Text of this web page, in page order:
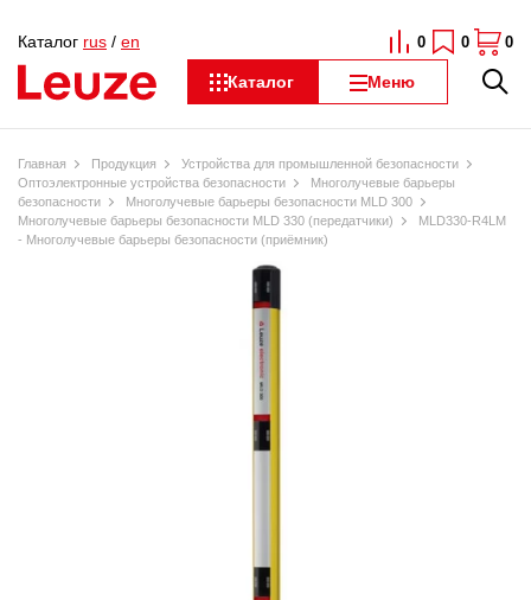
Каталог Меню
Каталог rus / en 0 0 0
Главная Продукция
Устройства для промышленной безопасности
Оптоэлектронные устройства безопасности
Многолучевые барьеры
безопасности
Многолучевые барьеры безопасности MLD 300
Многолучевые барьеры безопасности MLD 330 (передатчики)
MLD330-R4LM
- Многолучевые барьеры безопасности (приёмник)